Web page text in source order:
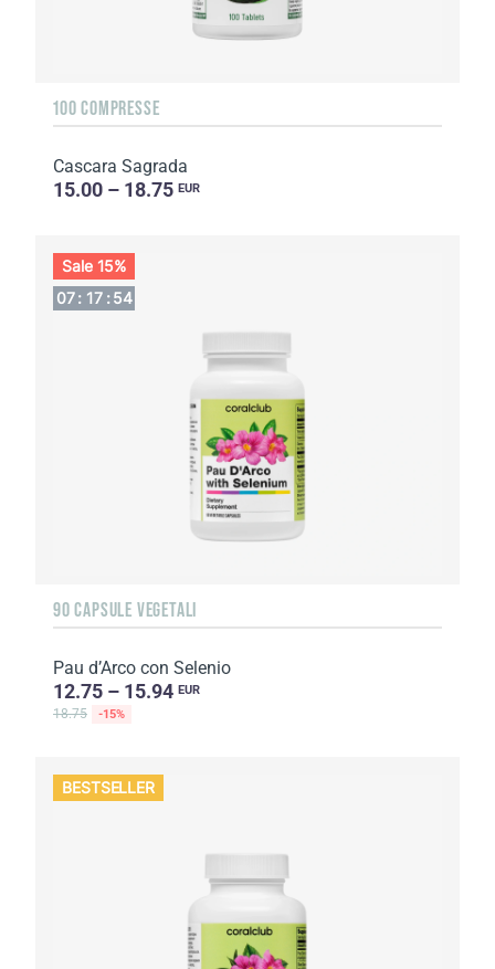
100 COMPRESSE
Cascara Sagrada
15.00 – 18.75 EUR
Sale 15%
07 : 17 :53
90 CAPSULE VEGETALI
Pau d’Arco con Selenio
12.75 – 15.94 EUR
18.75 -15%
BESTSELLER